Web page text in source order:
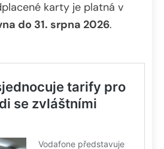
karty je platná v
do 31. srpna 2026.